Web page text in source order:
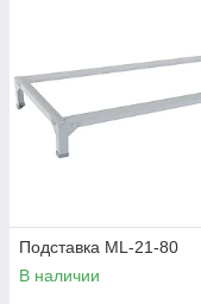
Подставка ML-21-80
В наличии